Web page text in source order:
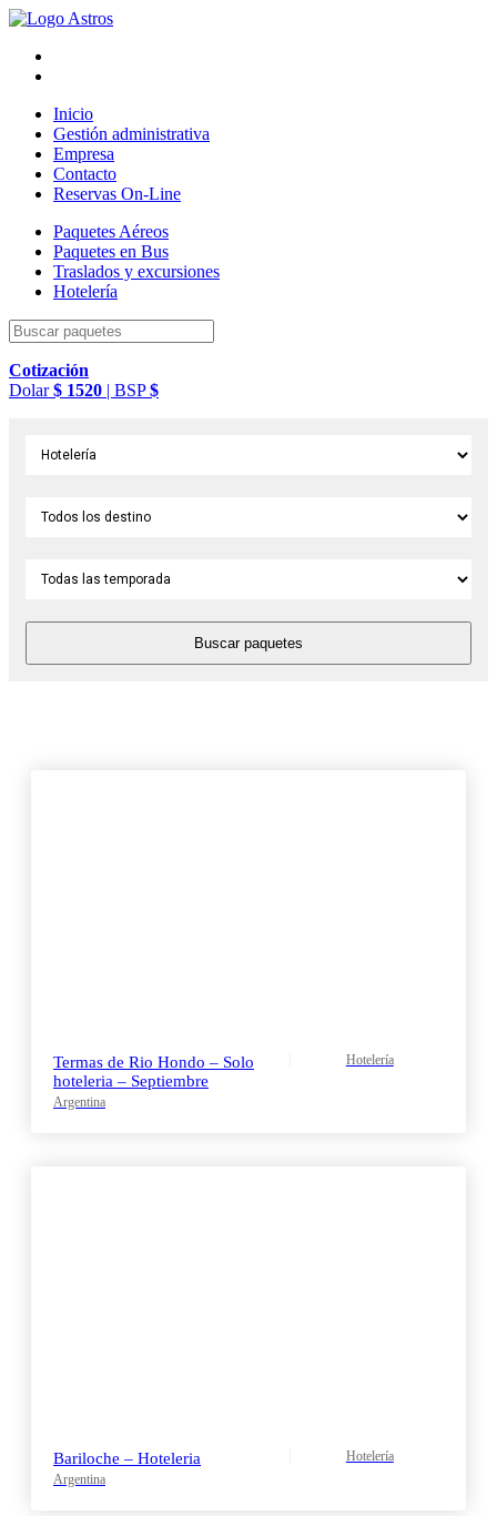
Inicio
Gestión administrativa
Empresa
Contacto
Reservas On-Line
Paquetes Aéreos
Paquetes en Bus
Traslados y excursiones
Hotelería
Cotización
Dolar$ 1520 | BSP$
Termas de Rio Hondo – Solo
hoteleria – Septiembre
Argentina
Hotelería
Bariloche – Hoteleria
Argentina
Hotelería